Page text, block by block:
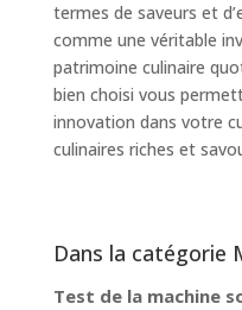
termes de saveurs et
comme une véritable
patrimoine culinaire
bien choisi vous
innovation dans votre
culinaires riches et
Dans la catégorie
Test de la machine